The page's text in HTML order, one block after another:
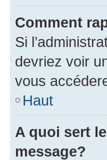
Comment
Si
devriez voir
vous
Haut
A quoi sert
message?